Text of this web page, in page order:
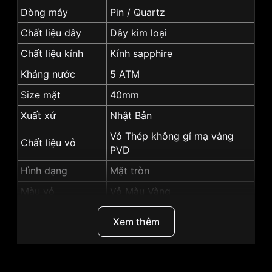
Dòng máy
Pin / Quartz
Chất liệu dây
Dây kim loại
Chất liệu kính
Kính sapphire
Kháng nước
5 ATM
Size mặt
40mm
Xuất xứ
Nhật Bản
Chất liệu vỏ
Vỏ Thép không gỉ mạ vàng
PVD
Hình dạng
Mặt tròn
Màu vỏ
Vỏ Màu Vàng
Xem thêm